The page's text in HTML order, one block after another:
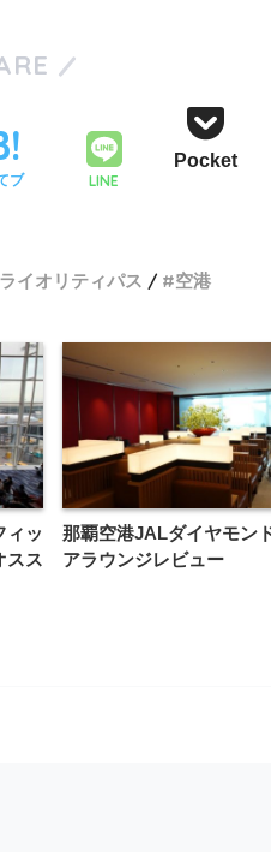
ブ LINE
Pocket
イオリティパス 空港
ィッ
スス
那覇空港JALダイヤモン
アラウンジレビュー